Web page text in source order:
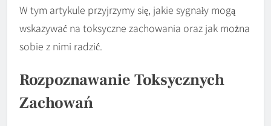
W tym artykule przyjrzymy się, jakie sygnały mogą
wskazywać na toksyczne zachowania oraz jak można
sobie z nimi radzić.
Rozpoznawanie Toksycznych
Zachowań